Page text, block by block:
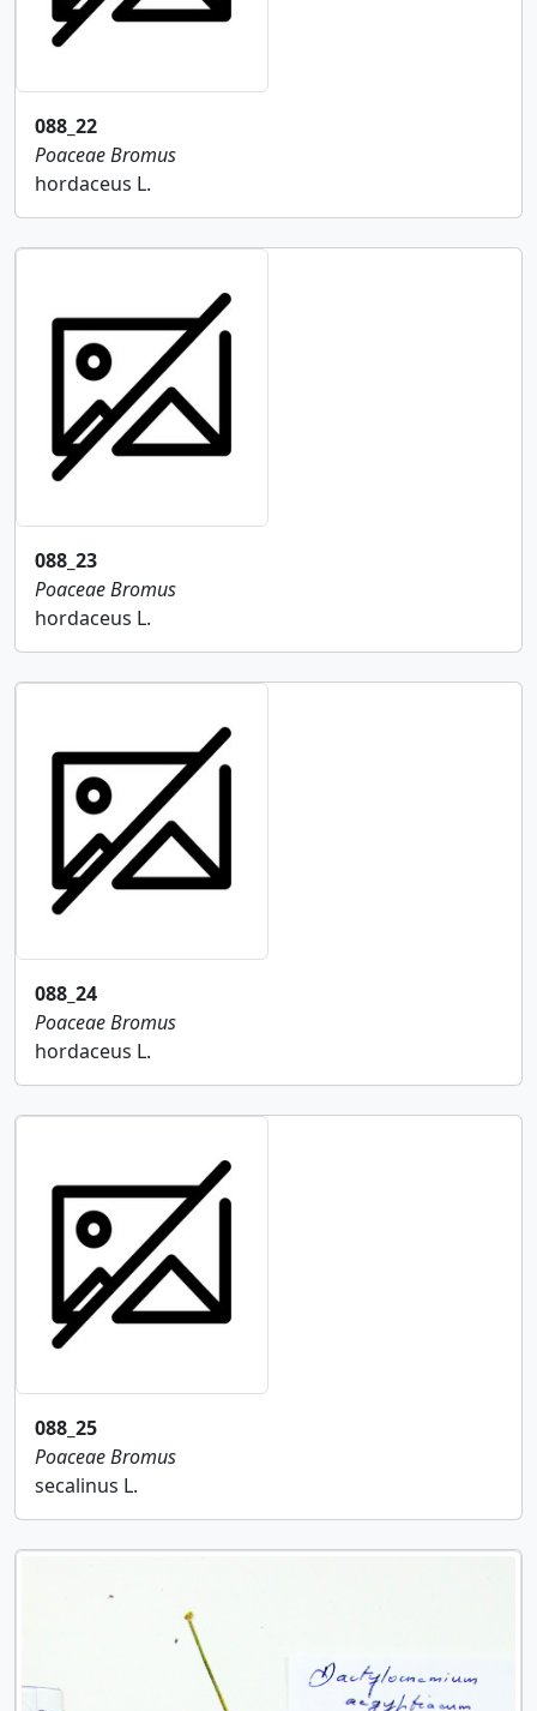
088_22
PoaceaeBromus
hordaceus L.
088_23
PoaceaeBromus
hordaceus L.
088_24
PoaceaeBromus
hordaceus L.
088_25
PoaceaeBromus
secalinus L.